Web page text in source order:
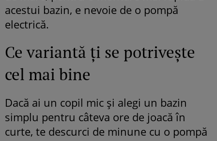
acestui bazin, e nevoie de o pompă
electrică.
Ce variantă ți se potrivește
cel mai bine
Dacă ai un copil mic și alegi un bazin
simplu pentru câteva ore de joacă în
curte, te descurci de minune cu o pompă